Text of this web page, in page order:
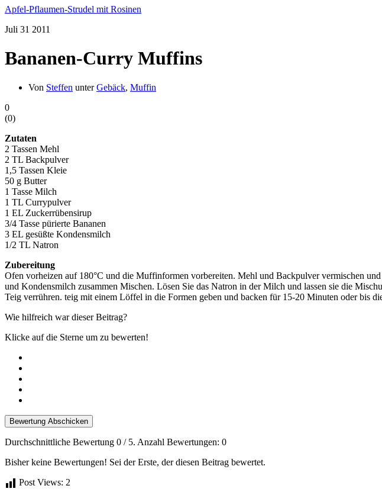
Apfel-Pflaumen-Strudel mit Rosinen
Juli 31 2011
Bananen-Curry Muffins
Von Steffen unterGebäck, Muffin
0
(0)
Zutaten
2 Tassen Mehl
2 TL Backpulver
1,5 Tassen Kleie
50 g Butter
1 Tasse Milch
1 TL Currypulver
1 EL Zuckerrübensirup
3/4 Tasse pürierte Bananen
3 EL gesüßte Kondensmilch
1/2 TL Natron
Zubereitung
Ofen vorheizen auf 180°C und die Muffinformen vorbereiten. Mehl und Backpulver vermischen
und Kondensmilch zusammen Mischen. Lösen Sie das Natron in der Milch und lassen sie die
Teig verrühren. teig mit einem Löffel in die Formen geben und backen für 15-20 Minuten oder bis
Wie hilfreich war dieser Beitrag?
Klicke auf die Sterne um zu bewerten!
Bewertung Abschicken
Durchschnittliche Bewertung 0 / 5. Anzahl Bewertungen: 0
Bisher keine Bewertungen! Sei der Erste, der diesen Beitrag bewertet.
Post Views: 2